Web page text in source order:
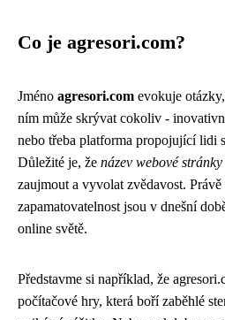
Co je agresori.com?
Jméno agresori.com evokuje
ním může skrývat cokoliv -
nebo třeba platforma propojující lidi
Důležité je, že název webové
zaujmout a vyvolat zvědavost.
zapamatovatelnost jsou v dnešní
online světě.
Představme si například, že
počítačové hry, která boří zaběhlé